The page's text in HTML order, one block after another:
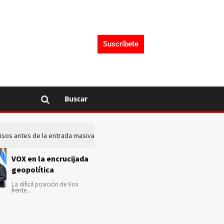
Suscríbete
Buscar
antes de la entrada masiva de inmigrantes en Ceuta
VOX en la encrucijada
geopolítica
La difícil posición de Vox
frente...